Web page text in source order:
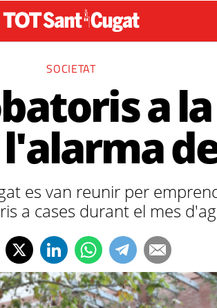
SOCIETAT
a
es van reunir per
a cases durant el mes